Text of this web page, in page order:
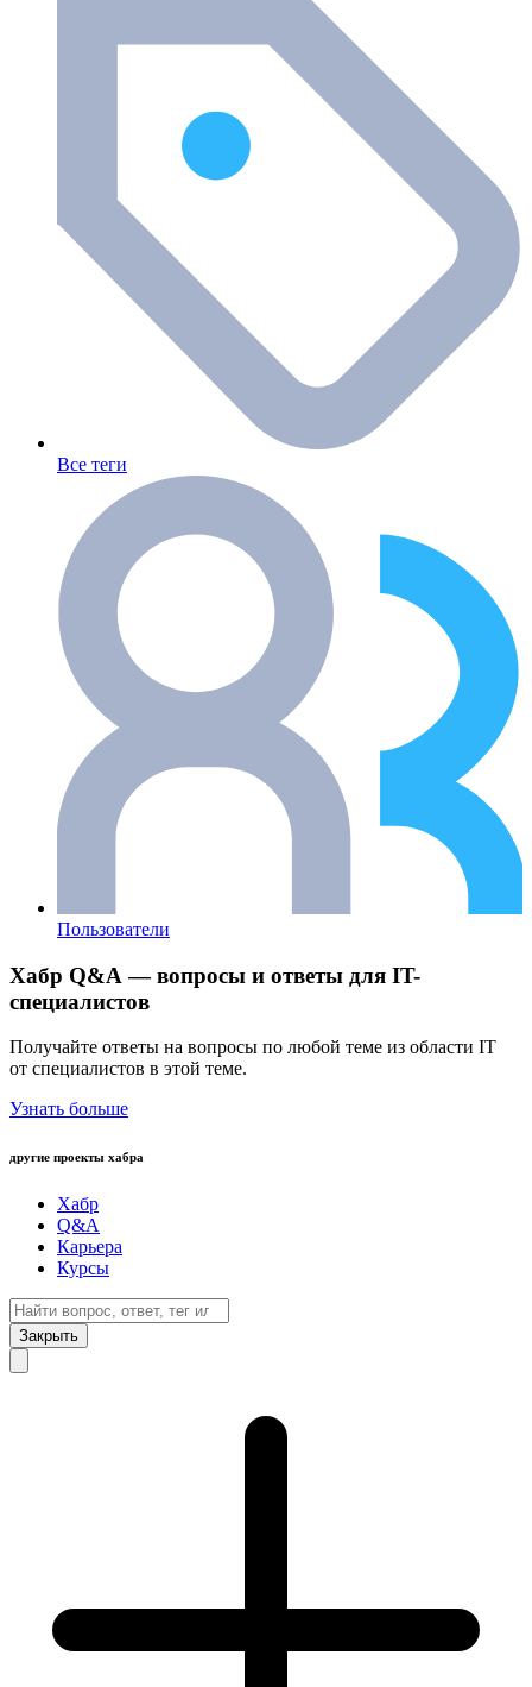
Все теги
Пользователи
Хабр Q&A — вопросы и ответы для IT-
специалистов
Получайте ответы на вопросы по любой теме из области IT
от специалистов в этой теме.
Узнать больше
другие проекты хабра
Хабр
Q&A
Карьера
Курсы
Закрыть